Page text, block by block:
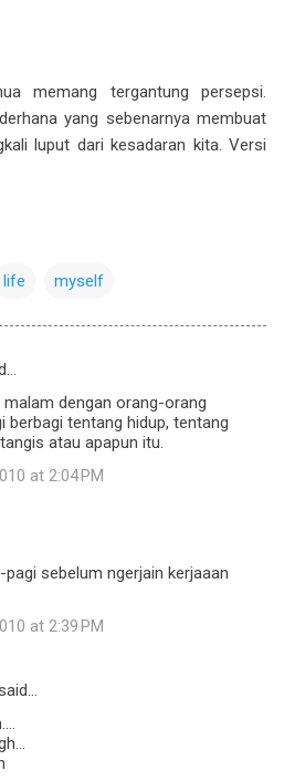
memang tergantung persepsi.
yang sebenarnya membuat
luput dari kesadaran kita. Versi
life myself
dengan orang-orang
berbagi tentang hidup, tentang
atau apapun itu.
at 2:04 PM
sebelum ngerjain kerjaaan
at 2:39 PM
said…